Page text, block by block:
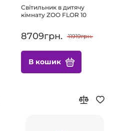
Світильник в дитячу
кімнату ZOO FLOR 10
8709грн. 11919грн.
В кошик